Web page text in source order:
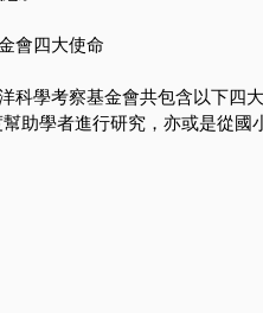
會四大使命
科學考察基金會共包含以下四
助學者進行研究，亦或是從國